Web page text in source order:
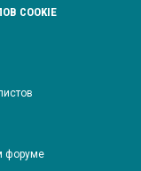
COOKIE
форуме